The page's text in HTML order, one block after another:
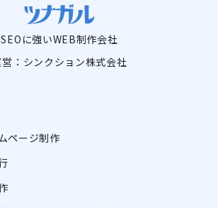
SEOに強いWEB制作会社
：シンクション株式会社
ページ制作